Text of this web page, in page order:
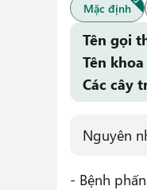
Mặc định
Tên gọi
Tên
Các cây
Nguyên
- Bệnh